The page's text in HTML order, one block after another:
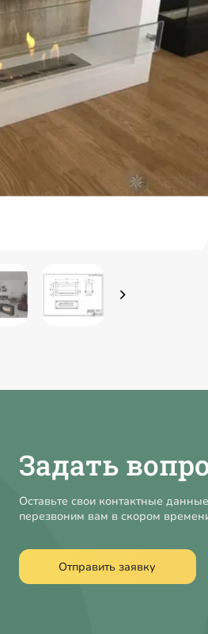
Задать
Оставьте свои контактные
перезвоним вам в скором
Отправить заявку